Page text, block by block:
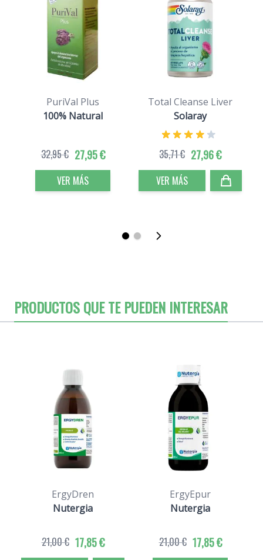
PuriVal Plus
100% Natural
27,95 €
32,95 €
VER MÁS
Total Cleanse Liver
Solaray
27,96 €
35,71 €
VER MÁS
PRODUCTOS QUE TE PUEDEN INTERESAR
ErgyDren
Nutergia
17,85 €
21,00 €
ErgyEpur
Nutergia
17,85 €
21,00 €